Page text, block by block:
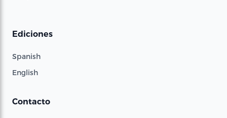
Ediciones
Spanish
English
Contacto